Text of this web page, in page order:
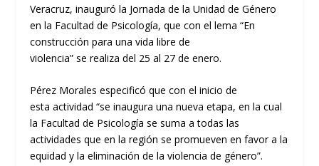
Veracruz,inauguróla Jornada de la Unidad de Género
en la Facultad de Psicología, que con el lema “En
construcción para una vida libre de
violencia” serealiza del 25 al 27 de enero.
Pérez Morales especificóquecon el inicio de
esta actividad “se inaugura una nueva etapa, en la cual
la Facultad de Psicología sesumaa todas las
actividades que en la región se promueven en favor a la
equidad y la eliminación de la violencia de género”.